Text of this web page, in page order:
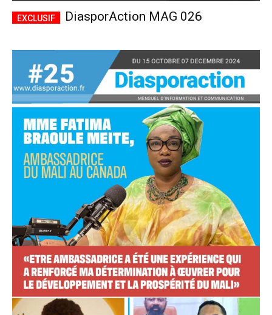
Accès complet
$22 / anplaceholder text
Tous les articles
Annonces
ANNUEL MENSUEL
CHOISIR LE FORFAIT
DiasporAction MAG 026